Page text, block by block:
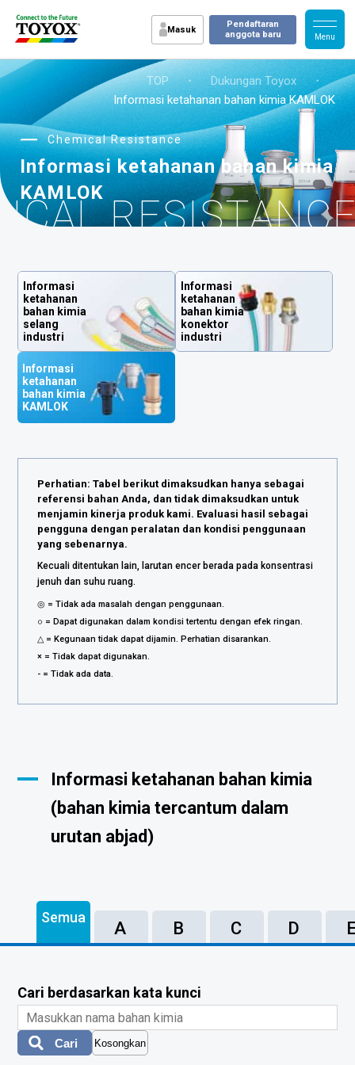
Masuk
Pendaftaran
anggota baru
TOP ・ Dukungan Toyox
・
Informasi ketahanan bahan kimia KAMLOK
Chemical Resistance
Informasi ketahanan bahan kimia
KAMLOK
Informasi
ketahanan
bahan kimia
selang
industri
Informasi
ketahanan
bahan kimia
konektor
industri
Informasi
ketahanan
bahan kimia
KAMLOK
Perhatian: Tabel berikut dimaksudkan hanya sebagai
referensi bahan Anda, dan tidak dimaksudkan untuk
menjamin kinerja produk kami. Evaluasi hasil sebagai
pengguna dengan peralatan dan kondisi penggunaan
yang sebenarnya.
Kecuali ditentukan lain, larutan encer berada pada konsentrasi
jenuh dan suhu ruang.
◎ = Tidak ada masalah dengan penggunaan.
○ = Dapat digunakan dalam kondisi tertentu dengan efek ringan.
△ = Kegunaan tidak dapat dijamin. Perhatian disarankan.
× = Tidak dapat digunakan.
- = Tidak ada data.
Informasi ketahanan bahan kimia
(bahan kimia tercantum dalam
urutan abjad)
Semua
A B C D
Cari berdasarkan kata kunci
Cari Kosongkan